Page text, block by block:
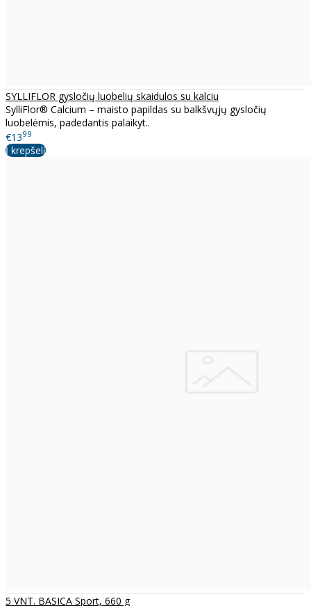
SYLLIFLOR gysločių luobelių skaidulos su kalciu
SylliFlor® Calcium – maisto papildas su balkšvųjų gysločių
luobelėmis, padedantis palaikyt..
€1399
Į krepšelį
5 VNT. BASICA Sport, 660 g